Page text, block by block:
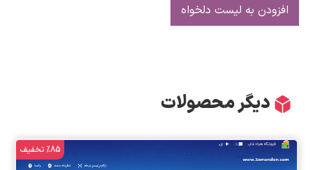
افزودن به لیست دلخواه
دیگر محصولات
%85 تخفیف